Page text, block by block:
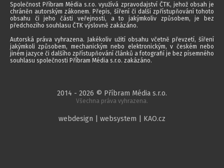
Společnost Příbram Média s.r.o. využívá zpravodajství ČTK, jehož obsah je
chráněn autorským zákonem. Přepis, šíření či další zpřístupňování tohoto
obsahu či jeho části veřejnosti, a to jakýmkoliv způsobem, je bez
předchozího souhlasu ČTK výslovně zakázáno.
Autorská práva vyhrazena. Jakékoliv užití obsahu včetně převzetí, šíření
jakýmkoli způsobem, mechanickým nebo elektronickým, v českém nebo
jiném jazyce či dalšího zpřístupňování článků a fotografií je bez písemného
souhlasu společnosti Příbram Média s.r.o. zakázáno.
2014 - 2026 © Příbram Média s.r.o.
Všechna práva vyhrazena.
webdesign | websystem | KAO.cz